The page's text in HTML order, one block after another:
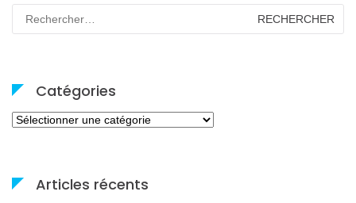
Catégories
Catégories
Articles récents